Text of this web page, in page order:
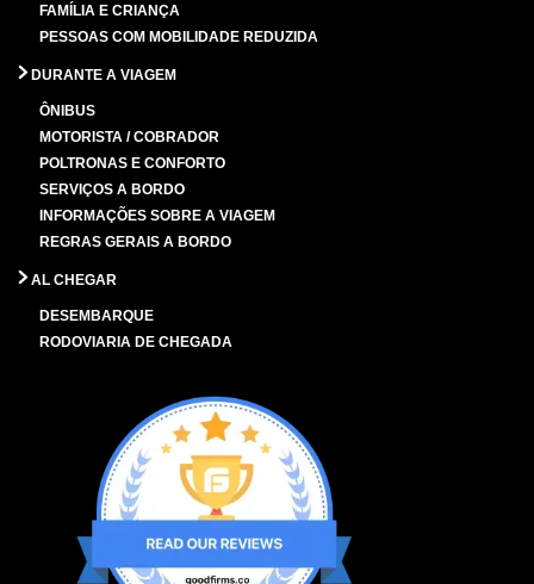
FAMÍLIA E CRIANÇA
PESSOAS COM MOBILIDADE REDUZIDA
DURANTE A VIAGEM
ÔNIBUS
MOTORISTA / COBRADOR
POLTRONAS E CONFORTO
SERVIÇOS A BORDO
INFORMAÇÕES SOBRE A VIAGEM
REGRAS GERAIS A BORDO
AL CHEGAR
DESEMBARQUE
RODOVIARIA DE CHEGADA